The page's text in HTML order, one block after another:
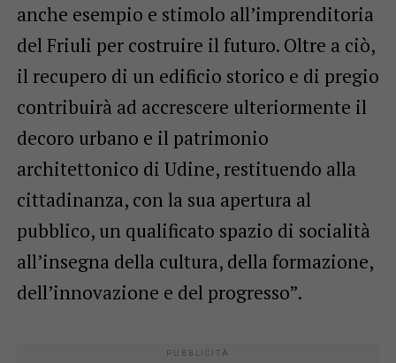
anche esempio e stimolo all’imprenditoria
del Friuli per costruire il futuro. Oltre a ciò,
il recupero di un edificio storico e di pregio
contribuirà ad accrescere ulteriormente il
decoro urbano e il patrimonio
architettonico di Udine, restituendo alla
cittadinanza, con la sua apertura al
pubblico, un qualificato spazio di socialità
all’insegna della cultura, della formazione,
dell’innovazione e del progresso”.